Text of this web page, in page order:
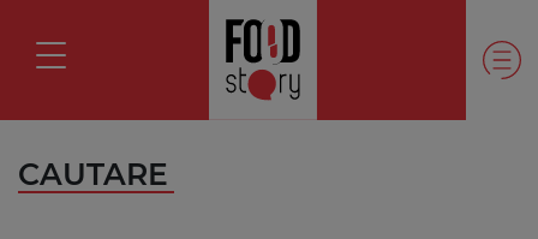
CAUTARE